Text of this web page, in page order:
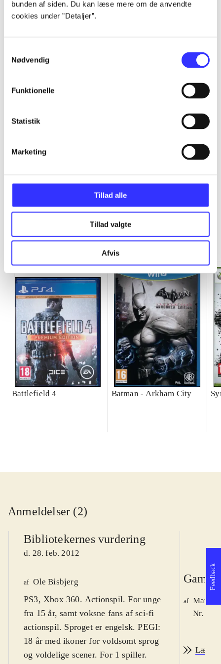
bunden af siden. Du kan læse mere om de anvendte
cookies under ”Detaljer”.
Nødvendig
Funktionelle
Statistik
Marketing
Tillad alle
Tillad valgte
Afvis
Alle registrerede artikler fordelt på udgivelser
Minder om
Battlefield 4 Batman - Arkham City
Anmeldelser (2)
Bibliotekernes vurdering
d. 28. feb. 2012
af Ole Bisbjerg
PS3, Xbox 360. Actionspil. For unge
fra 15 år, samt voksne fans af sci-fi
actionspil. Sproget er engelsk. PEGI:
18 år med ikoner for voldsomt sprog
og voldelige scener. For 1 spiller.
Game
af
Nr.
Læs
Feedback